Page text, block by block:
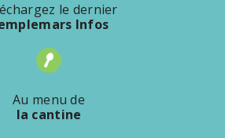
le dernier
Infos
Au menu de
la cantine